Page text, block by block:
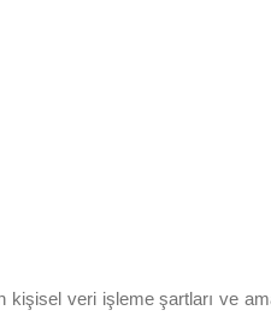
kişisel veri işleme şartları ve